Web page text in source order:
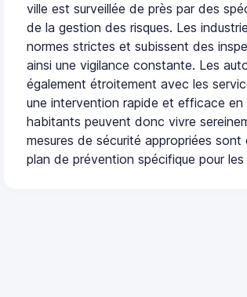
ville est surveillée de près par des
de la gestion des risques. Les
normes strictes et subissent des
ainsi une vigilance constante. Les
également étroitement avec les
une intervention rapide et efficace
habitants peuvent donc vivre
mesures de sécurité appropriées sont
plan de prévention spécifique pour